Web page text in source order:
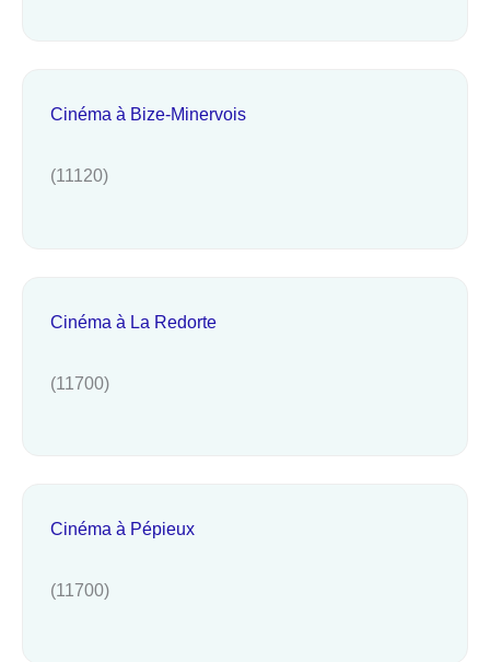
Cinéma à Bize-Minervois
(11120)
Cinéma à La Redorte
(11700)
Cinéma à Pépieux
(11700)